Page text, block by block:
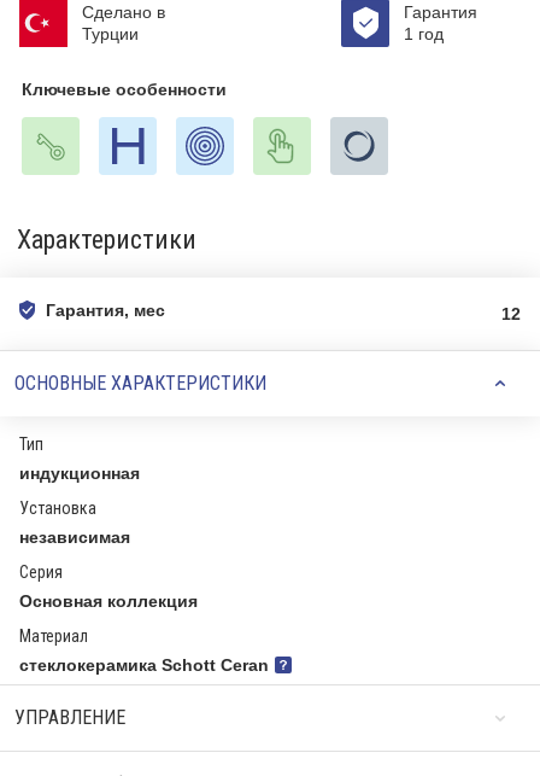
Сделано в
Турции
Гарантия
1 год
Ключевые особенности
Характеристики
Гарантия, мес 12
ОСНОВНЫЕ ХАРАКТЕРИСТИКИ
Тип
индукционная
Установка
независимая
Серия
Основная коллекция
Материал
стеклокерамика Schott Ceran
УПРАВЛЕНИЕ